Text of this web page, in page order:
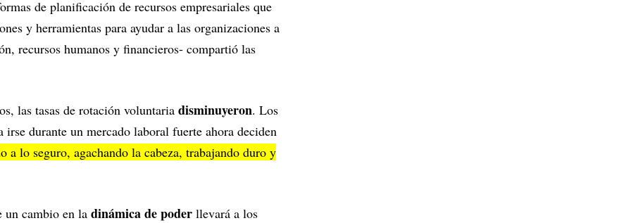
de planificación de recursos empresariales que
y herramientas para ayudar a las organizaciones a
recursos humanos y financieros- compartió las
las tasas de rotación voluntaria disminuyeron. Los
irse durante un mercado laboral fuerte ahora deciden
a lo seguro, agachando la cabeza, trabajando duro y
un cambio en la dinámica de poder llevará a los